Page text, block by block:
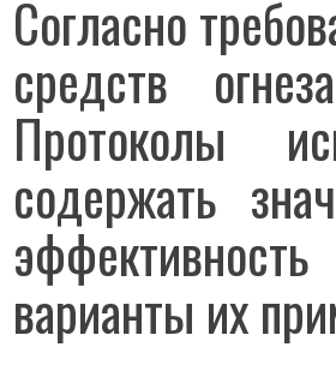
Согласно
средств
Протоколы
содержать
варианты их